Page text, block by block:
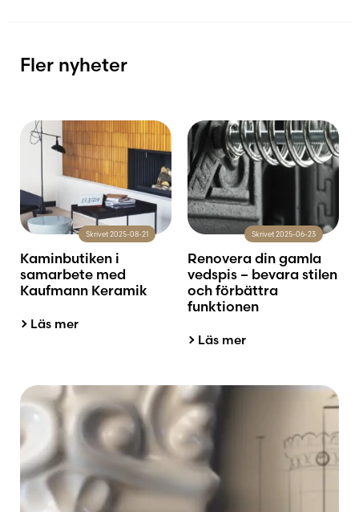
Fler nyheter
Skrivet 2025-08-21
Kaminbutiken i
samarbete med
Kaufmann Keramik
Läs mer
Skrivet 2025-06-23
Renovera din gamla
vedspis – bevara stilen
och förbättra
funktionen
Läs mer